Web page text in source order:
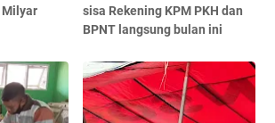
Milyar
sisa Rekening KPM PKH dan
BPNT langsung bulan ini